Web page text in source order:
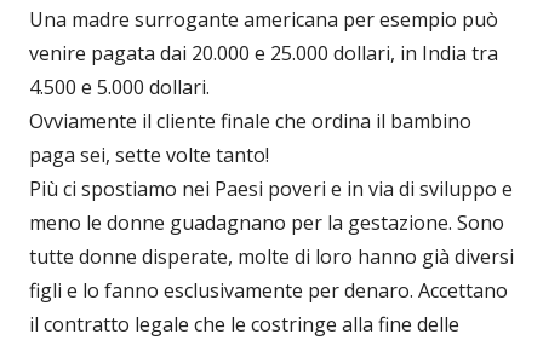
Una madre surrogante americana per esempio può
venire pagata dai 20.000 e 25.000 dollari, in India tra
4.500 e 5.000 dollari.
Ovviamente il cliente finale che ordina il bambino
paga sei, sette volte tanto!
Più ci spostiamo nei Paesi poveri e in via di sviluppo e
meno le donne guadagnano per la gestazione. Sono
tutte donne disperate, molte di loro hanno già diversi
figli e lo fanno esclusivamente per denaro. Accettano
il contratto legale che le costringe alla fine delle